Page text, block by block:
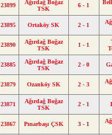
23899
Ağırdağ Boğaz
TSK
6 - 1
23895 Ortaköy SK 2 - 1
23890
Ağırdağ Boğaz
TSK
1 - 1
23885
Ağırdağ Boğaz
TSK
2 - 0
23879 Ozanköy SK 2 - 3
23871
Ağırdağ Boğaz
TSK
2 - 1
23867 Pınarbaşı ÇSK 3 - 1